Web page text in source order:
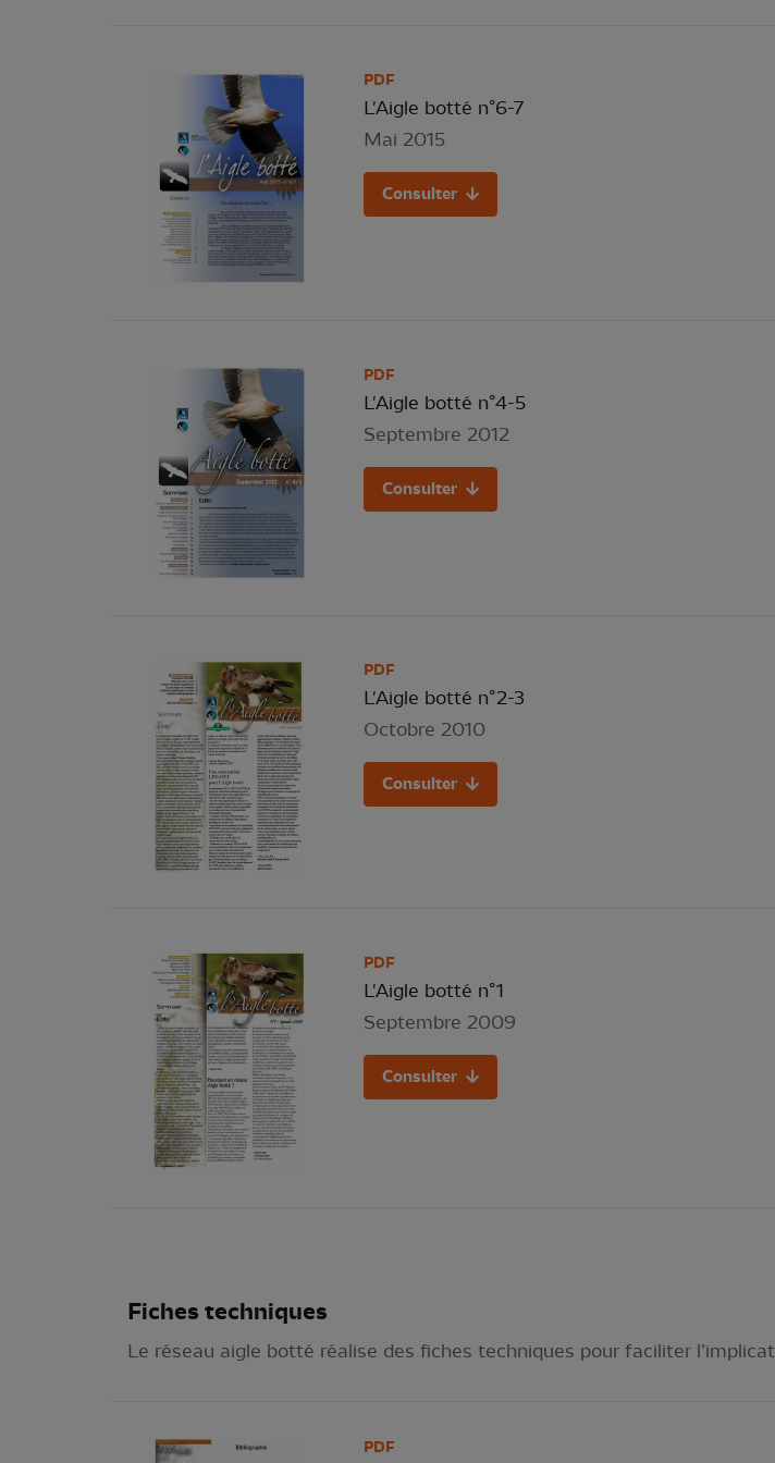
PDF
L'Aigle botté n°6-7
Mai 2015
Consulter
PDF
L'Aigle botté n°4-5
Septembre 2012
Consulter
PDF
L'Aigle botté n°2-3
Octobre 2010
Consulter
PDF
L'Aigle botté n°1
Septembre 2009
Consulter
Fiches techniques
Le réseau aigle botté réalise des fiches techniques pour faciliter
PDF